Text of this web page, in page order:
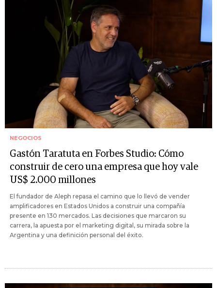
NEGOCIOS
Gastón Taratuta en Forbes Studio: Cómo
construir de cero una empresa que hoy vale
US$ 2.000 millones
El fundador de Aleph repasa el camino que lo llevó de vender
amplificadores en Estados Unidos a construir una compañía
presente en 130 mercados. Las decisiones que marcaron su
carrera, la apuesta por el marketing digital, su mirada sobre la
Argentina y una definición personal del éxito.